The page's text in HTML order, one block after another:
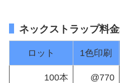
ネックストラップ料
ロット 1色印刷
100本 @770